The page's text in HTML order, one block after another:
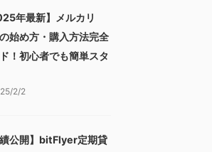
年最新】メルカリ
始め方・購入方法完全
！初心者でも簡単スタ
2/2
績公開】bitFlyer定期貸